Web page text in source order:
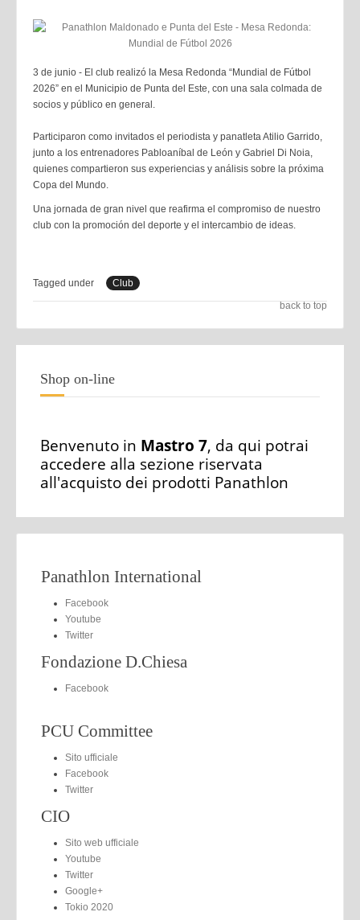
3 de junio - El club realizó la Mesa Redonda “Mundial de Fútbol
2026” en el Municipio de Punta del Este, con una sala colmada de
socios y público en general.
Participaron como invitados el periodista y panatleta Atilio Garrido,
junto a los entrenadores Pabloaníbal de León y Gabriel Di Noia,
quienes compartieron sus experiencias y análisis sobre la próxima
Copa del Mundo.
Una jornada de gran nivel que reafirma el compromiso de nuestro
club con la promoción del deporte y el intercambio de ideas.
Tagged under
Club
back to top
Shop on-line
Benvenuto in Mastro 7, da qui potrai
accedere alla sezione riservata
all'acquisto dei prodotti Panathlon
Panathlon International
Facebook
Youtube
Twitter
Fondazione D.Chiesa
Facebook
PCU Committee
Sito ufficiale
Facebook
Twitter
CIO
Sito web ufficiale
Youtube
Twitter
Google+
Tokio 2020